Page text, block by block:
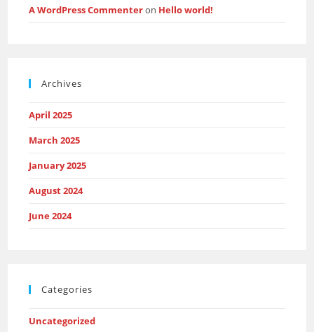
A WordPress Commenteron Hello world!
Archives
April 2025
March 2025
January 2025
August 2024
June 2024
Categories
Uncategorized